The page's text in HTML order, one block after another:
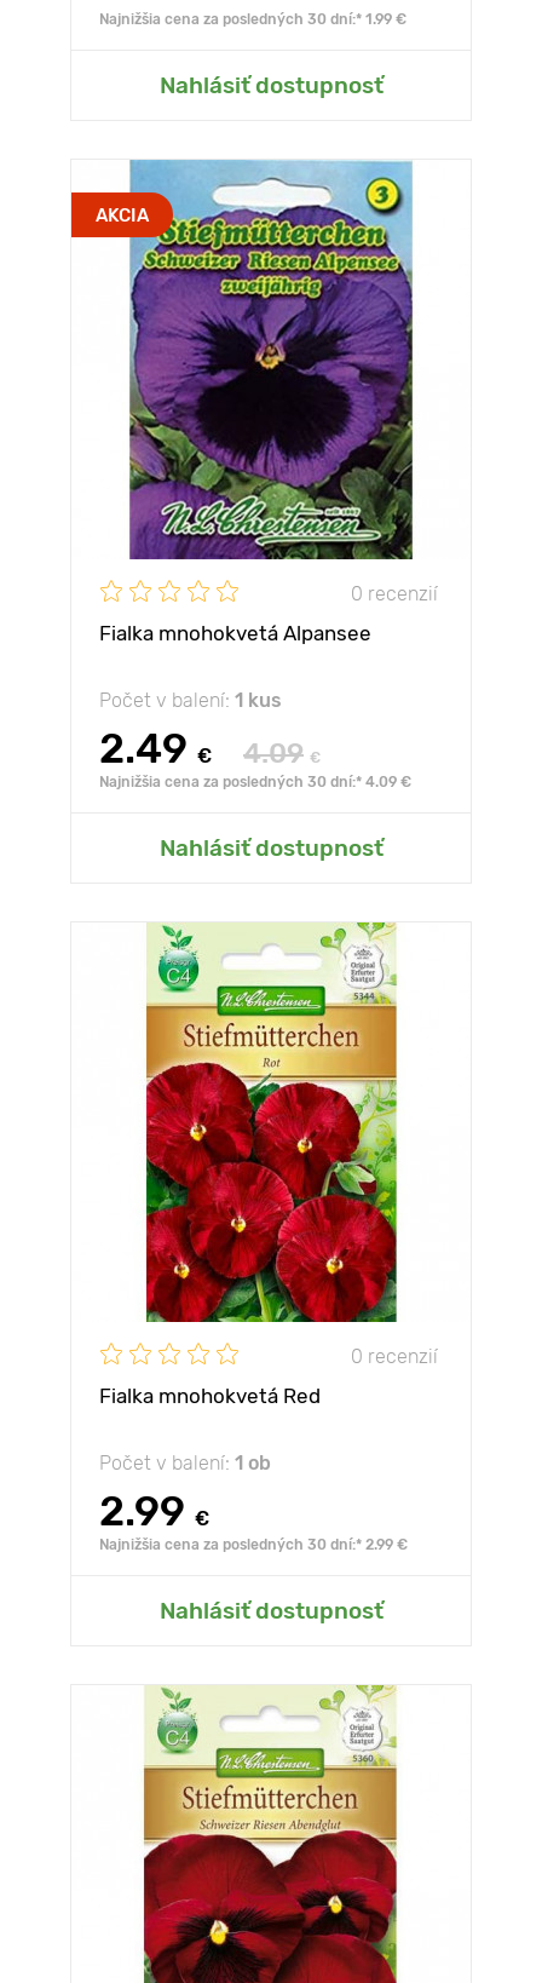
Najnižšia cena za posledných 30 dní:* 1.99 €
Nahlásiť dostupnosť
AKCIA
0 recenzií
Fialka mnohokvetá Alpansee
Počet v balení: 1 kus
2.49 € 4.09 €
Najnižšia cena za posledných 30 dní:* 4.09 €
Nahlásiť dostupnosť
0 recenzií
Fialka mnohokvetá Red
Počet v balení: 1 ob
2.99 €
Najnižšia cena za posledných 30 dní:* 2.99 €
Nahlásiť dostupnosť